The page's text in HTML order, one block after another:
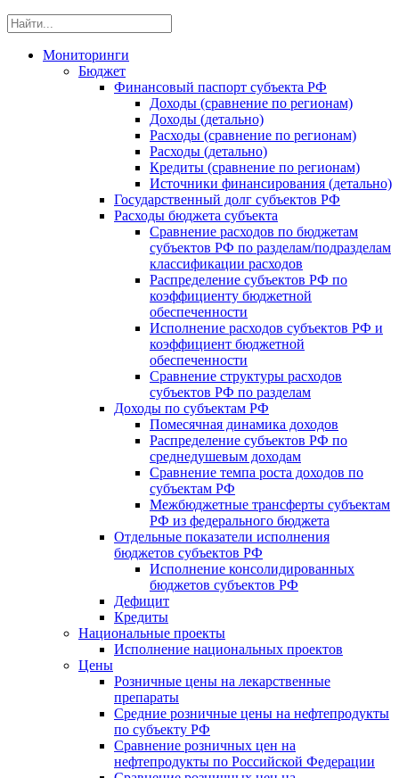
Мониторинги
Бюджет
Финансовый паспорт субъекта РФ
Доходы (сравнение по регионам)
Доходы (детально)
Расходы (сравнение по регионам)
Расходы (детально)
Кредиты (сравнение по регионам)
Источники финансирования (детально)
Государственный долг субъектов РФ
Расходы бюджета субъекта
Сравнение расходов по бюджетам
субъектов РФ по разделам/подразделам
классификации расходов
Распределение субъектов РФ по
коэффициенту бюджетной
обеспеченности
Исполнение расходов субъектов РФ и
коэффициент бюджетной
обеспеченности
Сравнение структуры расходов
субъектов РФ по разделам
Доходы по субъектам РФ
Помесячная динамика доходов
Распределение субъектов РФ по
среднедушевым доходам
Сравнение темпа роста доходов по
субъектам РФ
Межбюджетные трансферты субъектам
РФ из федерального бюджета
Отдельные показатели исполнения
бюджетов субъектов РФ
Исполнение консолидированных
бюджетов субъектов РФ
Дефицит
Кредиты
Национальные проекты
Исполнение национальных проектов
Цены
Розничные цены на лекарственные
препараты
Средние розничные цены на нефтепродукты
по субъекту РФ
Сравнение розничных цен на
нефтепродукты по Российской Федерации